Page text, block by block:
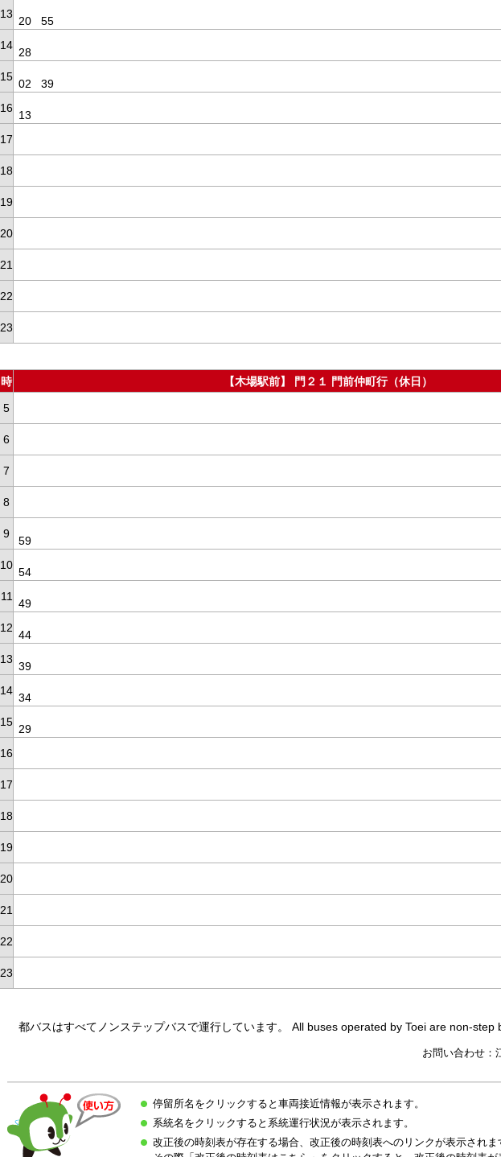
13
20
55
14
28
15
02
39
16
13
17
18
19
20
21
22
23
時 【木場駅前】 門２１ 門前仲町行（休日）
5
6
7
8
9
59
10
54
11
49
12
44
13
39
14
34
15
29
16
17
18
19
20
21
22
23
都バスはすべてノンステップバスで運行しています。 All buses operated by Toei are non-step
お問い合わせ：
停留所名をクリックすると車両接近情報が表示されます。
系統名をクリックすると系統運行状況が表示されます。
改正後の時刻表が存在する場合、改正後の時刻表へのリンクが表示されま